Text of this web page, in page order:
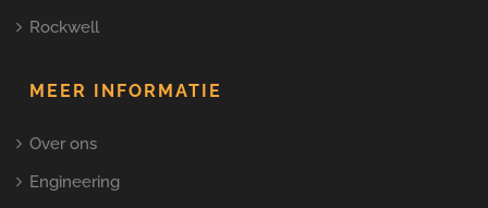
Rockwell
MEER INFORMATIE
Over ons
Engineering